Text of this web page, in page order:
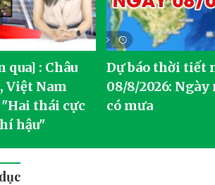
qua] : Châu
Việt Nam
"Hai thái cực
hậu"
Dự báo thời tiết
08/8/2026: Ngày
có mưa